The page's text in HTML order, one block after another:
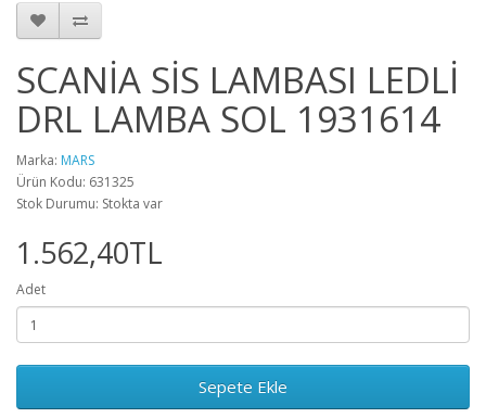
SCANİA SİS LAMBASI LEDLİ
DRL LAMBA SOL 1931614
Marka: MARS
Ürün Kodu: 631325
Stok Durumu: Stokta var
1.562,40TL
Adet
Sepete Ekle